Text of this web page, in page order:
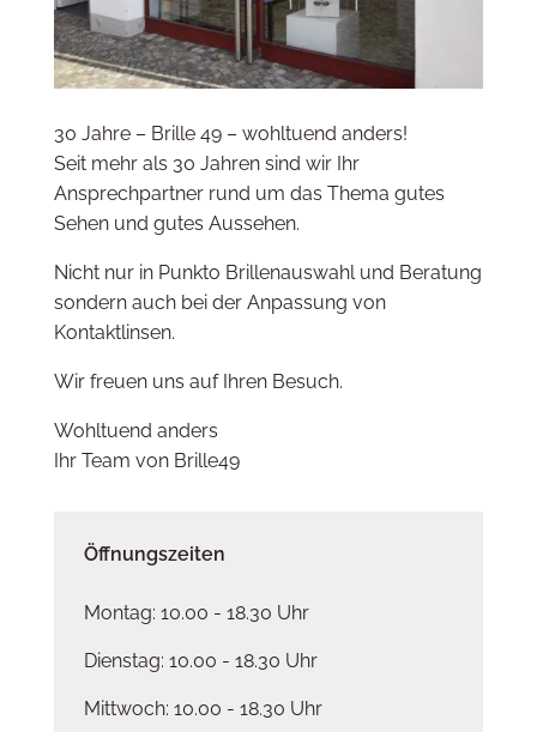
30 Jahre – Brille 49 – wohltuend anders!
Seit mehr als 30 Jahren sind wir Ihr
Ansprechpartner rund um das Thema gutes
Sehen und gutes Aussehen.
Nicht nur in Punkto Brillenauswahl und Beratung
sondern auch bei der Anpassung von
Kontaktlinsen.
Wir freuen uns auf Ihren Besuch.
Wohltuend anders
Ihr Team von Brille49
Öffnungszeiten
Montag: 10.00 - 18.30 Uhr
Dienstag: 10.00 - 18.30 Uhr
Mittwoch: 10.00 - 18.30 Uhr